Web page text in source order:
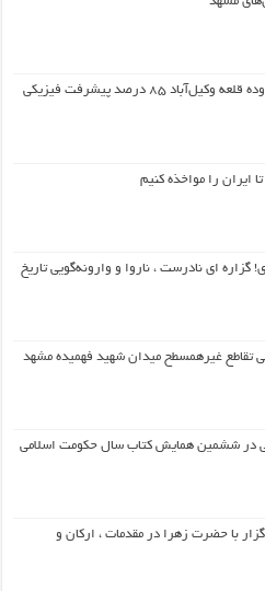
طراحی شهری محدوده قلعه وکیل‌آباد ۸۵ درصد پیشرفت فیزیکی
ایران را مواخذه کنیم
گزاره ای نادرست ، ناروا و وارونه‌گویی تاریخ
تقاطع غیرهمسطح میدان شهید فهمیده مشهد
در ششمین همایش کتاب سال حکومت اسلامی
با حضرت زهرا در مقدمات ، ارکان و